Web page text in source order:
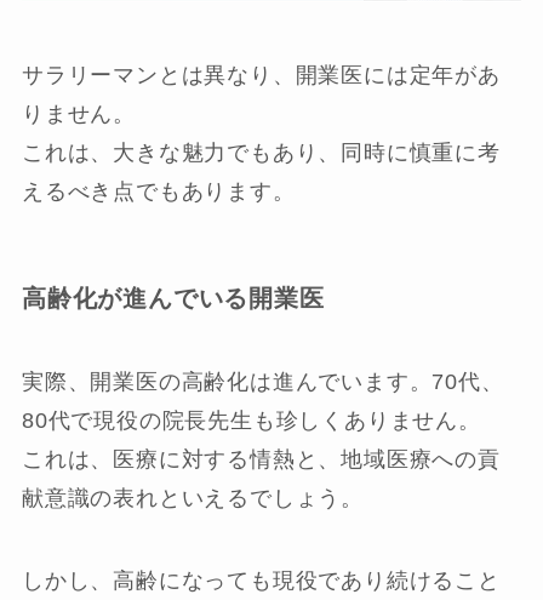
サラリーマンとは異なり、開業医には定年があ
りません。
これは、大きな魅力でもあり、同時に慎重に考
えるべき点でもあります。
高齢化が進んでいる開業医
実際、開業医の高齢化は進んでいます。70代、
80代で現役の院長先生も珍しくありません。
これは、医療に対する情熱と、地域医療への貢
献意識の表れといえるでしょう。
しかし、高齢になっても現役であり続けること